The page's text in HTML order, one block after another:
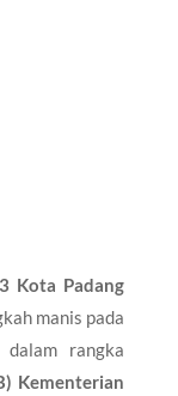
Kota Padang
manis pada
dalam rangka
Kementerian